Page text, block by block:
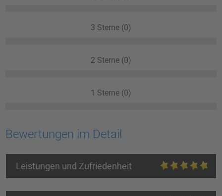
3 Sterne (0)
2 Sterne (0)
1 Sterne (0)
Bewertungen im Detail
Leistungen und Zufriedenheit